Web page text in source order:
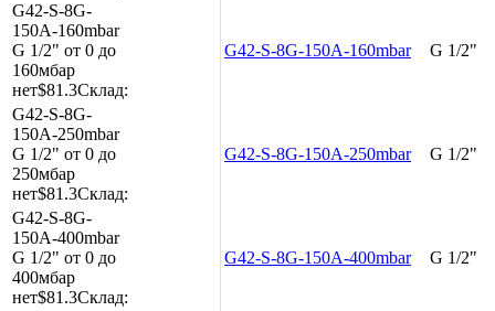
G42-S-8G-
150A-160mbar
G 1/2" от 0 до
160мбар
нет$81.3Склад:
G42-S-8G-150A-160mbar G 1/2"
G42-S-8G-
150A-250mbar
G 1/2" от 0 до
250мбар
нет$81.3Склад:
G42-S-8G-150A-250mbar G 1/2"
G42-S-8G-
150A-400mbar
G 1/2" от 0 до
400мбар
нет$81.3Склад:
G42-S-8G-150A-400mbar G 1/2"